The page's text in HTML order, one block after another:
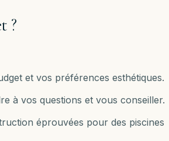
?
et vos préférences esthétiques.
à vos questions et vous conseiller.
éprouvées pour des piscines